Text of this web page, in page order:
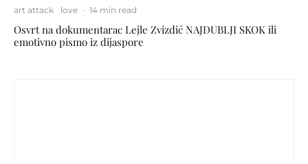
art attack love · 14 min read
Osvrt na dokumentarac Lejle Zvizdić NAJDUBLJI SKOK ili
emotivno pismo iz dijaspore